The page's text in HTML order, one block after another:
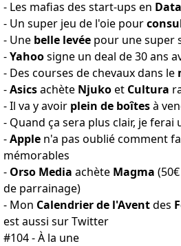
- Les mafias des start-ups en
- Un super jeu de l'oie pour
- Une belle levée pour une super
-Yahoosigne un deal de 30 ans
- Des courses de chevauxdans le
-Asicsachète Njukoet Cultura
- Il va y avoir plein de boîtesà
- Quand ça sera plus clair, je ferai
-Apple n'a pas oublié comment
mémorables
- Orso Media achète Magma
de parrainage)
- Mon Calendrier de l'Aventdes
estaussi sur Twitter
#104 - À la une